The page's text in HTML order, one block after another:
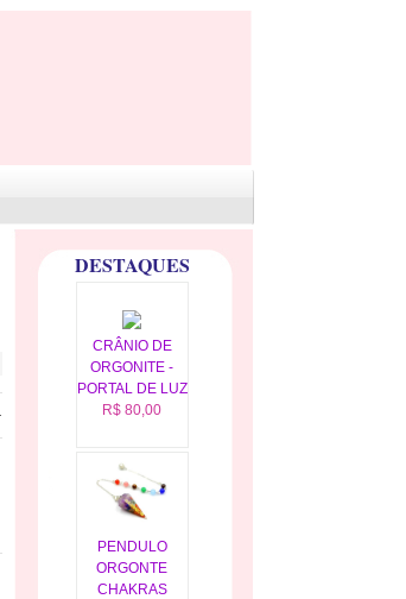
DESTAQUES
CRÂNIO DE
ORGONITE -
PORTAL DE LUZ
R$ 80,00
PENDULO
ORGONTE
CHAKRAS